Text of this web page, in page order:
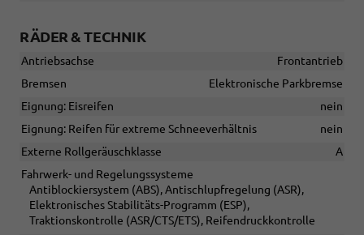
RÄDER & TECHNIK
Antriebsachse
Frontantrieb
Bremsen
Elektronische Parkbremse
Eignung: Eisreifen
nein
Eignung: Reifen für extreme Schneeverhältnis
nein
Externe Rollgeräuschklasse
A
Fahrwerk- und Regelungssysteme
Antiblockiersystem (ABS), Antischlupfregelung (ASR),
Elektronisches Stabilitäts-Programm (ESP),
Traktionskontrolle (ASR/CTS/ETS), Reifendruckkontrolle